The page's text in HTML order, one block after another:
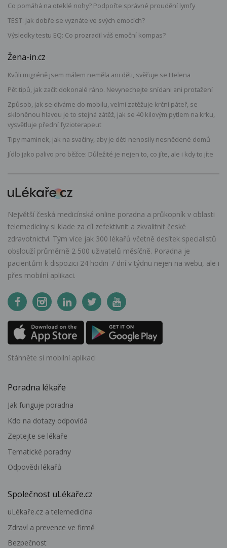
Co pomáhá na oteklé nohy? Podpořte správné proudění lymfy
TEST: Jak dobře se vyznáte ve svých emocích?
Výsledky testu EQ: Co prozradil váš emoční kompas?
Žena-in.cz
Kvůli migréně jsem málem neměla ani děti, svěřuje se Helena
Pět tipů, jak začít dokonalé ráno. Nevynechejte snídani ani protažení
Způsob, jak se díváme do mobilu, velmi zatěžuje krční páteř, se
skloněnou hlavou je to stejná zátěž, jak se 40 kilovým pytlem na krku,
vysvětluje přední fyzioterapeut
Tipy maminek, jak na svačiny, aby je děti nenosily nesnědené domů
Jídlo jako palivo pro běžce: Důležité je nejen to, co jíte, ale i kdy to jíte
Největší česká medicínská online poradna a průkopník v oblasti
telemedicíny si klade za cíl zefektivnit a zkvalitnit české
zdravotnictví. Tým více jak 300 lékařů včetně desítek specialistů
obslouží průměrně 2 500 uživatelů měsíčně. Poradna je
pacientům k dispozici 24 hodin 7 dní v týdnu nejen na webu, ale i
přes mobilní aplikaci.
Stáhněte si mobilní aplikaci
Poradna lékaře
Jak funguje poradna
Kdo na dotazy odpovídá
Zeptejte se lékaře
Tematické poradny
Odpovědi lékařů
Společnost uLékaře.cz
uLékaře.cz a telemedicína
Zdraví a prevence ve firmě
Bezpečnost